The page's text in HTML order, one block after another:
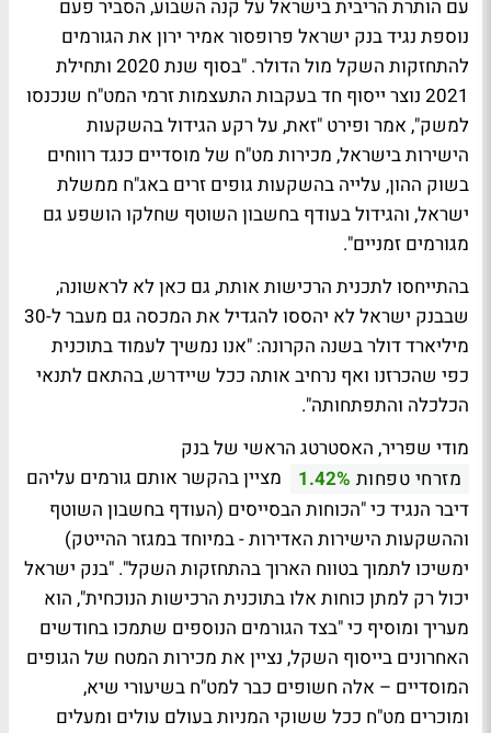
עם הותרת הריבית בישראל על קנה השבוע, הסביר פעם
נוספת נגיד בנק ישראל פרופסור אמיר ירון את הגורמים
להתחזקות השקל מול הדולר. "בסוף שנת 2020 ותחילת
2021 נוצר ייסוף חד בעקבות התעצמות זרמי המט"ח שנכנסו
למשק", אמר ופירט "זאת, על רקע הגידול בהשקעות
הישירות בישראל, מכירות מט"ח של מוסדיים כנגד רווחים
בשוק ההון, עלייה בהשקעות גופים זרים באג"ח ממשלת
ישראל, והגידול בעודף בחשבון השוטף שחלקו הושפע גם
מגורמים זמניים".
בהתייחסו לתכנית הרכישות אותת, גם כאן לא לראשונה,
שבבנק ישראל לא יהססו להגדיל את המכסה גם מעבר ל-30
מיליארד דולר בשנה הקרונה: "אנו נמשיך לעמוד בתוכנית
כפי שהכרזנו ואף נרחיב אותה ככל שיידרש, בהתאם לתנאי
הכלכלה והתפתחותה".
מודי שפריר, האסטרטג הראשי של בנק
מזרחי טפחות 1.42%
מציין בהקשר אותם גורמים עליהם
דיבר הנגיד כי "הכוחות הבסייסים (העודף בחשבון השוטף
וההשקעות הישירות האדירות - במיוחד במגזר ההייטק)
ימשיכו לתמוך בטווח הארוך בהתחזקות השקל". "בנק ישראל
יכול רק למתן כוחות אלו בתוכנית הרכישות הנוכחית", הוא
מעריך ומוסיף כי "בצד הגורמים הנוספים שתמכו בחודשים
האחרונים בייסוף השקל, נציין את מכירות המטח של הגופים
המוסדיים – אלה חשופים כבר למט"ח בשיעורי שיא,
ומוכרים מט"ח ככל ששוקי המניות בעולם עולים ומעלים